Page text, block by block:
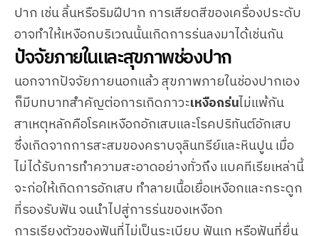
ปาก เช่น ลิ้นหรือริมฝีปาก การเสียดสีของเครื่องประดับ
อาจทำให้เหงือกบริเวณนั้นเกิดการร่นลงมาได้เช่นกัน
ปัจจัยภายในและสุขภาพช่องปาก
นอกจากปัจจัยภายนอกแล้ว สุขภาพภายในช่องปากเอง
ก็มีบทบาทสำคัญต่อการเกิดภาวะเหงือกร่นไม่แพ้กัน
สาเหตุหลักคือโรคเหงือกอักเสบและโรคปริทันต์อักเสบ
ซึ่งเกิดจากการสะสมของคราบจุลินทรีย์และหินปูน เมื่อ
ไม่ได้รับการทำความสะอาดอย่างทั่วถึง แบคทีเรียเหล่านี้
จะก่อให้เกิดการอักเสบ ทำลายเนื้อเยื่อเหงือกและกระดูก
ที่รองรับฟัน จนนำไปสู่การร่นของเหงือก